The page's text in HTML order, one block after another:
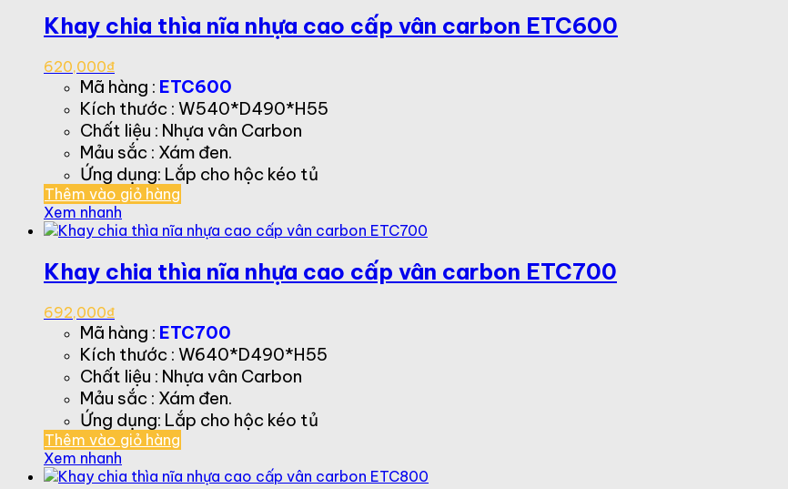
Khay chia thìa nĩa nhựa cao cấp vân carbon ETC600
620,000₫
Mã hàng : ETC600
Kích thước : W540*D490*H55
Chất liệu : Nhựa vân Carbon
Mảu sắc : Xám đen.
Ứng dụng: Lắp cho hộc kéo tủ
Thêm vào giỏ hàng
Xem nhanh
Khay chia thìa nĩa nhựa cao cấp vân carbon ETC700
692,000₫
Mã hàng : ETC700
Kích thước : W640*D490*H55
Chất liệu : Nhựa vân Carbon
Mảu sắc : Xám đen.
Ứng dụng: Lắp cho hộc kéo tủ
Thêm vào giỏ hàng
Xem nhanh